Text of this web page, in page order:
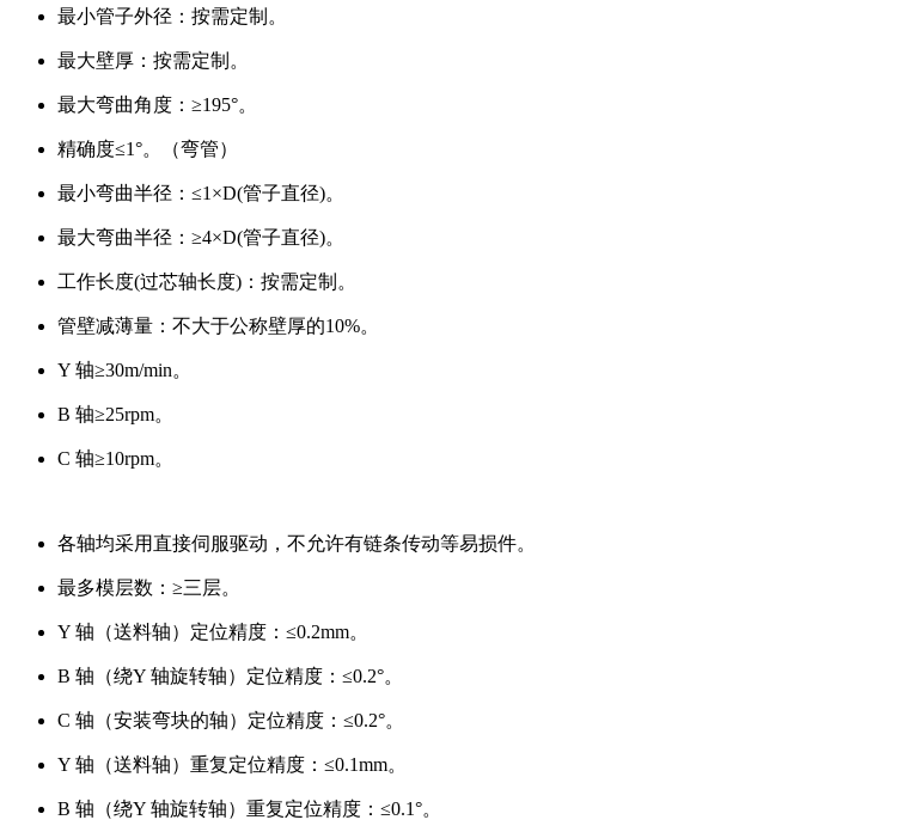
最小管子外径：按需定制。
最大壁厚：按需定制。
最大弯曲角度：≥195°。
精确度≤1°。（弯管）
最小弯曲半径：≤1×D(管子直径)。
最大弯曲半径：≥4×D(管子直径)。
工作长度(过芯轴长度)：按需定制。
管壁减薄量：不大于公称壁厚的10%。
Y 轴≥30m/min。
B 轴≥25rpm。
C 轴≥10rpm。
各轴均采用直接伺服驱动，不允许有链条传动等易损件。
最多模层数：≥三层。
Y 轴（送料轴）定位精度：≤0.2mm。
B 轴（绕Y 轴旋转轴）定位精度：≤0.2°。
C 轴（安装弯块的轴）定位精度：≤0.2°。
Y 轴（送料轴）重复定位精度：≤0.1mm。
B 轴（绕Y 轴旋转轴）重复定位精度：≤0.1°。